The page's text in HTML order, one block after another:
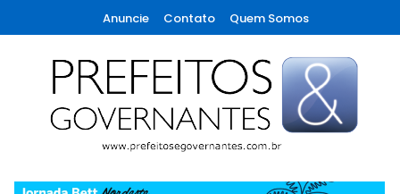
To
Content
Anuncie Contato Quem Somos
Prefeitos & Governantes